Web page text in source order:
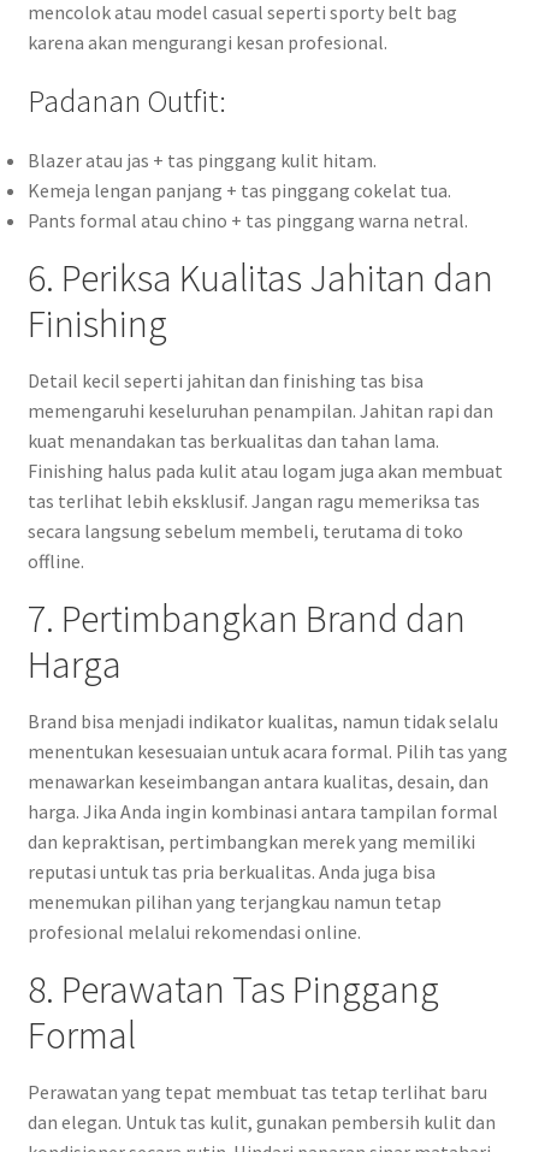
mencolok atau model casual seperti sporty belt bag
karena akan mengurangi kesan profesional.
Padanan Outfit:
Blazer atau jas + tas pinggang kulit hitam.
Kemeja lengan panjang + tas pinggang cokelat tua.
Pants formal atau chino + tas pinggang warna netral.
6. Periksa Kualitas Jahitan dan
Finishing
Detail kecil seperti jahitan dan finishing tas bisa
memengaruhi keseluruhan penampilan. Jahitan rapi dan
kuat menandakan tas berkualitas dan tahan lama.
Finishing halus pada kulit atau logam juga akan membuat
tas terlihat lebih eksklusif. Jangan ragu memeriksa tas
secara langsung sebelum membeli, terutama di toko
offline.
7. Pertimbangkan Brand dan
Harga
Brand bisa menjadi indikator kualitas, namun tidak selalu
menentukan kesesuaian untuk acara formal. Pilih tas yang
menawarkan keseimbangan antara kualitas, desain, dan
harga. Jika Anda ingin kombinasi antara tampilan formal
dan kepraktisan, pertimbangkan merek yang memiliki
reputasi untuk tas pria berkualitas. Anda juga bisa
menemukan pilihan yang terjangkau namun tetap
profesional melalui rekomendasi online.
8. Perawatan Tas Pinggang
Formal
Perawatan yang tepat membuat tas tetap terlihat baru
dan elegan. Untuk tas kulit, gunakan pembersih kulit dan